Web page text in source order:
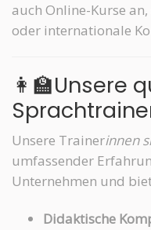
auch Online-Kurse
oder internationale
👩‍🏫Unsere
Unsere Trainerinnen
umfassender
Unternehmen und
Didaktische